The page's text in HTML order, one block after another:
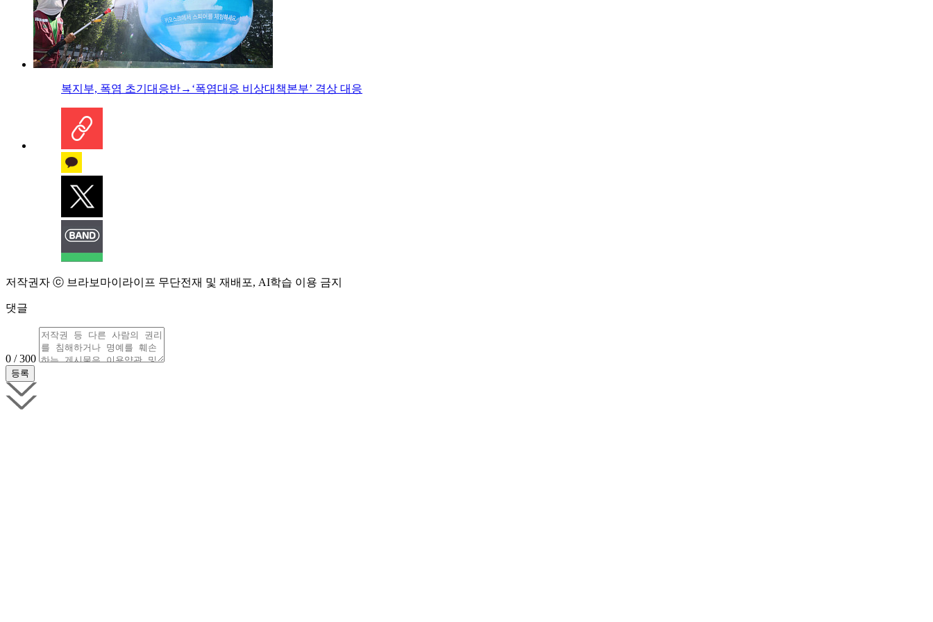
복지부, 폭염 초기대응반→‘폭염대응 비상대책본부’ 격상 대응
저작권자 ⓒ 브라보마이라이프 무단전재 및 재배포, AI학습 이용 금지
댓글
0 / 300